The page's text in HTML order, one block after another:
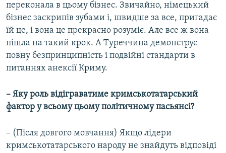
переконала в цьому бізнес. Звичайно, німецький
бізнес заскрипів зубами і, швидше за все, пригадає
їй це, і вона це прекрасно розуміє. Але все ж вона
пішла на такий крок. А Туреччина демонструє
повну безпринципність і подвійні стандарти в
питаннях анексії Криму.
– Яку роль відіграватиме кримськотатарський
фактор у всьому цьому політичному пасьянсі?
– (Після довгого мовчання) Якщо лідери
кримськотатарського народу не знайдуть відповіді